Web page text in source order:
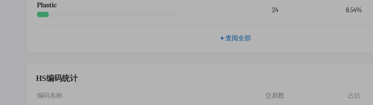
Plastic
24 8.54%
+ 查阅全部
HS编码统计
编码名称 交易数 占比